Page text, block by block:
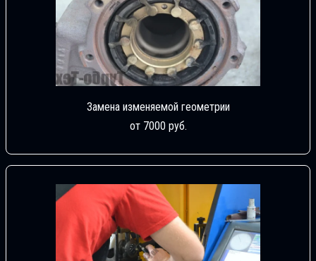
Замена изменяемой геометрии
от 7000 руб.